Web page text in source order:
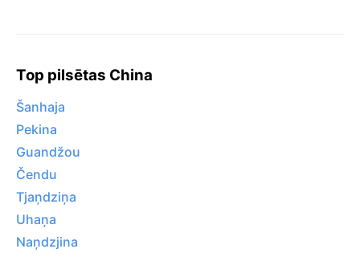
Top pilsētas China
Šanhaja
Pekina
Guandžou
Čendu
Tjaņdziņa
Uhaņa
Naņdzjina